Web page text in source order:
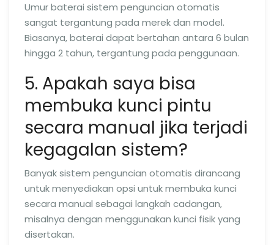
Umur baterai sistem penguncian otomatis
sangat tergantung pada merek dan model.
Biasanya, baterai dapat bertahan antara 6 bulan
hingga 2 tahun, tergantung pada penggunaan.
5. Apakah saya bisa
membuka kunci pintu
secara manual jika terjadi
kegagalan sistem?
Banyak sistem penguncian otomatis dirancang
untuk menyediakan opsi untuk membuka kunci
secara manual sebagai langkah cadangan,
misalnya dengan menggunakan kunci fisik yang
disertakan.